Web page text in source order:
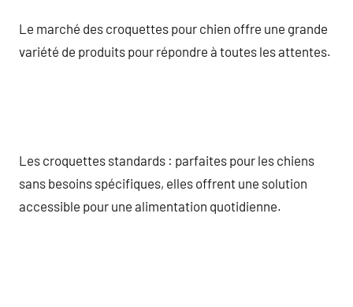
Le marché des croquettes pour chien offre une grande
variété de produits pour répondre à toutes les attentes.
Les croquettes standards : parfaites pour les chiens
sans besoins spécifiques, elles offrent une solution
accessible pour une alimentation quotidienne.